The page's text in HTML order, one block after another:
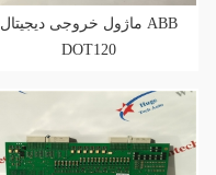
ماژول خروجی دیجیتال ABB
DOT120